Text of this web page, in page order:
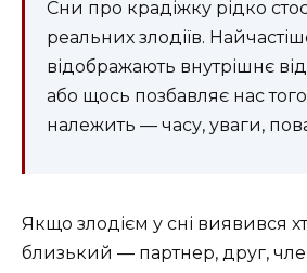
Сни про крадіжку рідко
реальних злодіїв.
відображають внутрішнє
або щось позбавляє нас
належить — часу, уваги,
Якщо злодієм у сні виявився
близький — партнер, друг,